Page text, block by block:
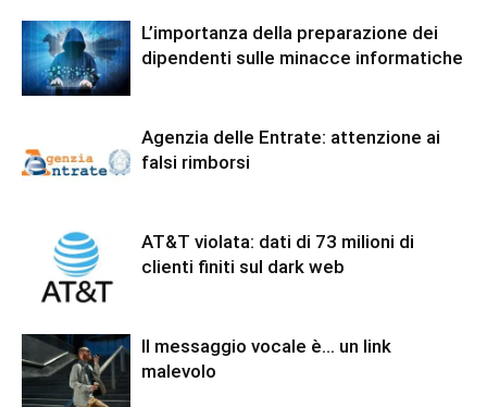
L’importanza della preparazione dei
dipendenti sulle minacce informatiche
Agenzia delle Entrate: attenzione ai
falsi rimborsi
AT&T violata: dati di 73 milioni di
clienti finiti sul dark web
Il messaggio vocale è… un link
malevolo